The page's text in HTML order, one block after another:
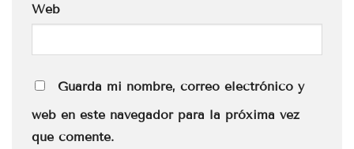
Web
Guarda mi nombre, correo electrónico y
web en este navegador para la próxima vez
que comente.